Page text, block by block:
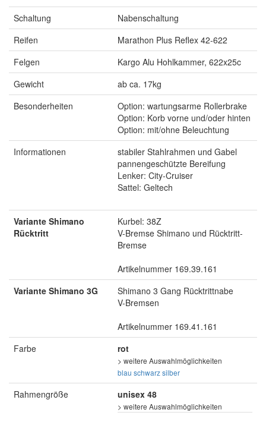
Schaltung
Nabenschaltung
Reifen
Marathon Plus Reflex 42-622
Felgen
Kargo Alu Hohlkammer, 622x25c
Gewicht
ab ca. 17kg
Besonderheiten
Option: wartungsarme Rollerbrake
Option: Korb vorne und/oder hinten
Option: mit/ohne Beleuchtung
Informationen
stabiler Stahlrahmen und Gabel
pannengeschützte Bereifung
Lenker: City-Cruiser
Sattel: Geltech
Variante Shimano
Rücktritt
Kurbel: 38Z
V-Bremse Shimano und Rücktritt-
Bremse
Artikelnummer 169.39.161
Variante Shimano 3G
Shimano 3 Gang Rücktrittnabe
V-Bremsen
Artikelnummer 169.41.161
Farbe
rot
> weitere Auswahlmöglichkeiten
blau schwarzsilber
Rahmengröße unisex 48
> weitere Auswahlmöglichkeiten